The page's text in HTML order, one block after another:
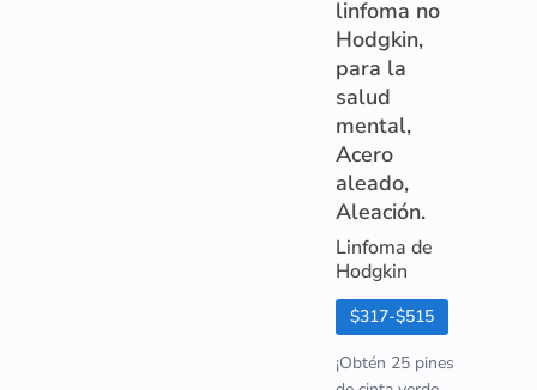
linfoma no
Hodgkin,
para la
salud
mental,
Acero
aleado,
Aleación.
Linfoma de
Hodgkin
$317-$515
¡Obtén 25 pines